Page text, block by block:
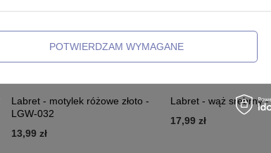
Labret - motylek różowe złoto -
LGW-032
13,99 zł
Labret - wąż srebrny
17,99 zł
POTWIERDZAM WYMAGANE